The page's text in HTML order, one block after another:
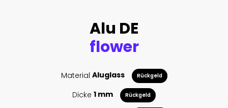
Alu DE
flower
Material Aluglass Rückgeld
Dicke 1 mm Rückgeld